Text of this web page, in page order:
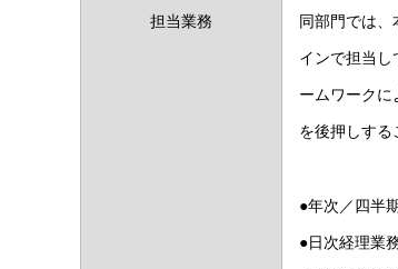
担当業務 同部門では、
インで担当
ームワーク
を後押しする
●年次／四半
●日次経理業